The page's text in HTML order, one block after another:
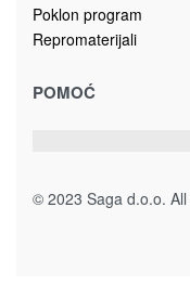
KERAMIČKA KASICA